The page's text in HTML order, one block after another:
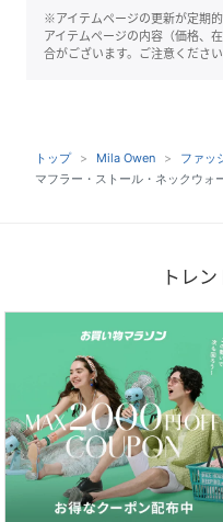
※アイテムページの更新が定期
アイテムページの内容（価格、
合がございます。ご注意ください
トップ Mila Owen
ファッ
マフラー・ストール・ネックウォ
トレ